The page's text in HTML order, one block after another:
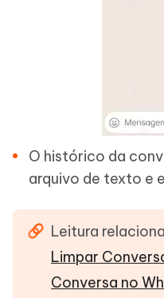
O histórico da
arquivo de texto e
Leitura
Limpar
Conversa no